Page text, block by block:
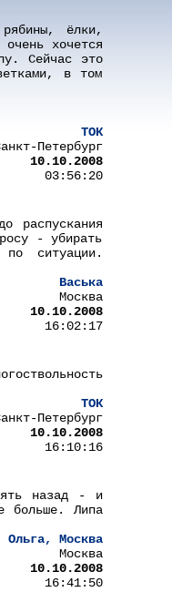
ёлки,
хочется
Сейчас это
в том
ТОК
Петербург
10.10.2008
03:56:20
распускания
- убирать
ситуации.
Васька
Москва
10.10.2008
16:02:17
ТОК
Петербург
10.10.2008
16:10:16
назад - и
больше. Липа
Ольга, Москва
Москва
10.10.2008
16:41:50